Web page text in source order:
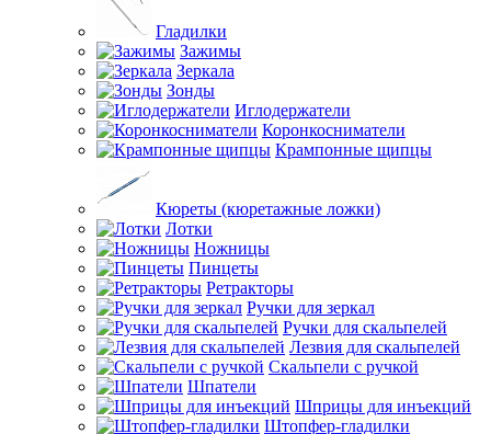
Гладилки
Зажимы
Зеркала
Зонды
Иглодержатели
Коронкосниматели
Крампонные щипцы
Кюреты (кюретажные ложки)
Лотки
Ножницы
Пинцеты
Ретракторы
Ручки для зеркал
Ручки для скальпелей
Лезвия для скальпелей
Скальпели с ручкой
Шпатели
Шприцы для инъекций
Штопфер-гладилки